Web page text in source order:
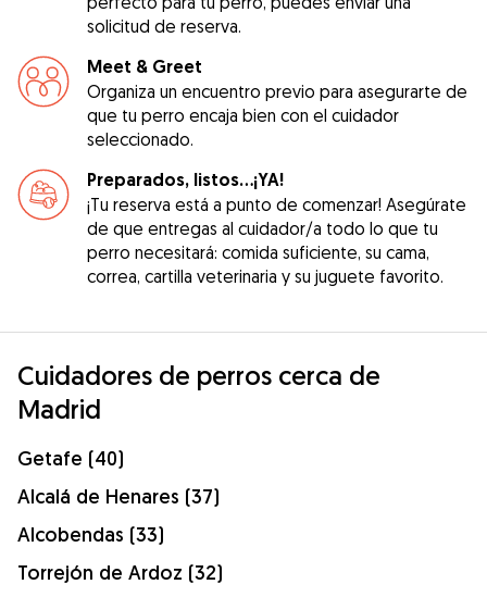
solicitud de reserva.
Meet & Greet
Organiza un encuentro previo para asegurarte de
que tu perro encaja bien con el cuidador
seleccionado.
Preparados, listos...¡YA!
¡Tu reserva está a punto de comenzar! Asegúrate
de que entregas al cuidador/a todo lo que tu
perro necesitará: comida suficiente, su cama,
correa, cartilla veterinaria y su juguete favorito.
Cuidadores de perros cerca de
Madrid
Getafe (40)
Alcalá de Henares (37)
Alcobendas (33)
Torrejón de Ardoz (32)